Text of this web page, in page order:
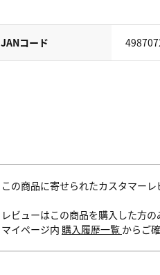
JANコード
この商品に寄せられたカスタマーレ
レビューはこの商品を購入した方
マイページ内 購入履歴一覧 からご